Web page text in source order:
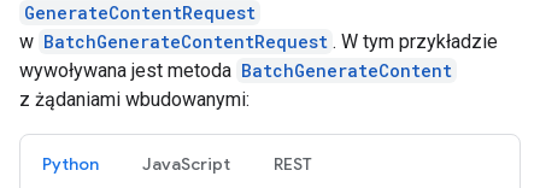
GenerateContentRequest
w BatchGenerateContentRequest . W tym przykładzie
wywoływana jest metoda BatchGenerateContent
z żądaniami wbudowanymi:
Python JavaScript REST